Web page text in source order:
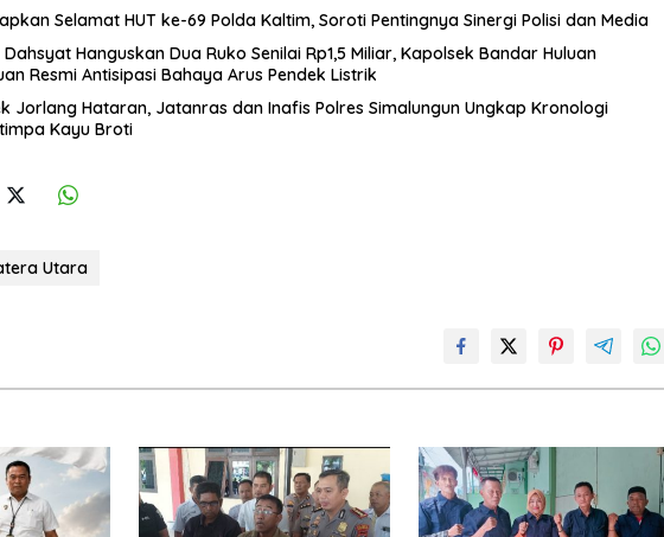
Selamat HUT ke-69 Polda Kaltim, Soroti Pentingnya Sinergi Polisi dan Media
Hanguskan Dua Ruko Senilai Rp1,5 Miliar, Kapolsek Bandar Huluan
Resmi Antisipasi Bahaya Arus Pendek Listrik
Jorlang Hataran, Jatanras dan Inafis Polres Simalungun Ungkap Kronologi
Kayu Broti
Utara